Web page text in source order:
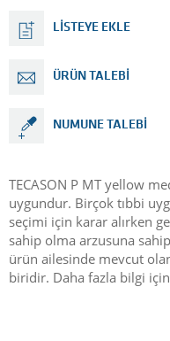
LISTEYE EKLE
ÜRÜN TALEBI
NUMUNE TALEBI
TECASON P MT yellow
uygundur. Birçok tıbbi
seçimi için karar alırken
sahip olma arzusuna
ürün ailesinde mevcut
biridir. Daha fazla bilgi için